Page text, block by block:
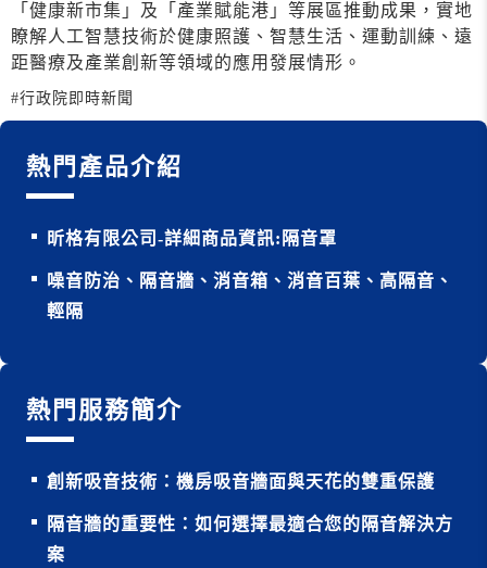
「健康新市集」及「產業賦能港」等展區推動成果，實地
瞭解人工智慧技術於健康照護、智慧生活、運動訓練、遠
距醫療及產業創新等領域的應用發展情形。
#行政院即時新聞
熱門產品介紹
昕格有限公司-詳細商品資訊:隔音罩
噪音防治、隔音牆、消音箱、消音百葉、高隔音、
輕隔
熱門服務簡介
創新吸音技術：機房吸音牆面與天花的雙重保護
隔音牆的重要性：如何選擇最適合您的隔音解決方
案